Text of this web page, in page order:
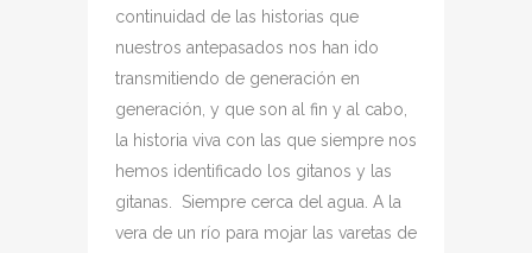
continuidad de las historias que
nuestros antepasados nos han ido
transmitiendo de generación en
generación, y que son al fin y al cabo,
la historia viva con las que siempre nos
hemos identificado los gitanos y las
gitanas. Siempre cerca del agua. A la
vera de un río para mojar las varetas de